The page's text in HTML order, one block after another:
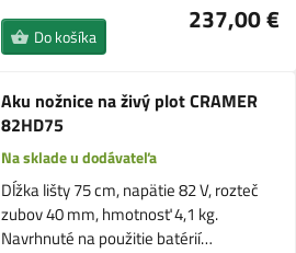
237,00 €
Do košíka
Aku nožnice na živý plot CRAMER
82HD75
Na sklade u dodávateľa
Dĺžka lišty 75 cm, napätie 82 V, rozteč
zubov 40 mm, hmotnosť 4,1 kg.
Navrhnuté na použitie batérií…